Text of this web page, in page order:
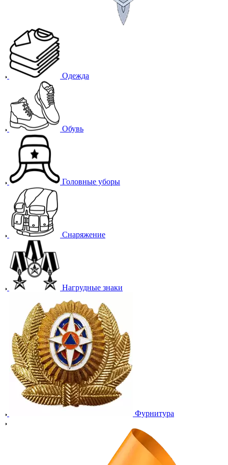
Одежда
Обувь
Головные уборы
Снаряжение
Нагрудные знаки
Фурнитура